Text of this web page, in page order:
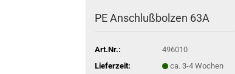
PE Anschlußbolzen 63A
Art.Nr.:
496010
Lieferzeit:
ca. 3-4 Wochen